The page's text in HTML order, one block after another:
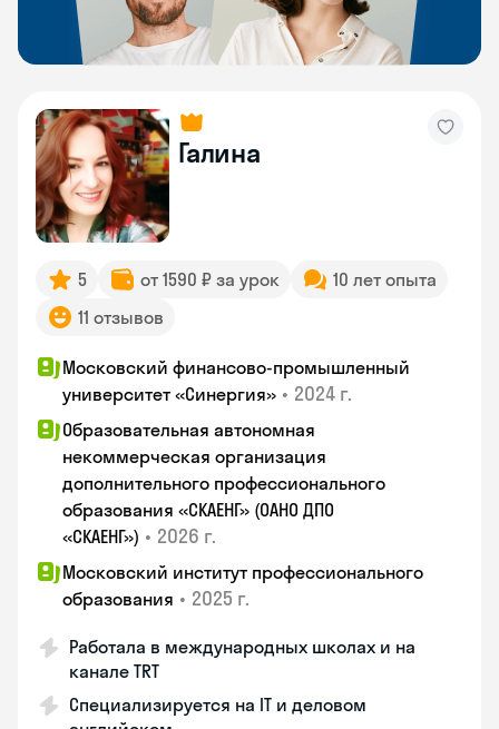
Галина
5 от 1590 ₽ за урок
10 лет опыта
11 отзывов
Московский финансово-промышленный
университет «Синергия» • 2024 г.
Образовательная автономная
некоммерческая организация
дополнительного профессионального
образования «СКАЕНГ» (ОАНО ДПО
«СКАЕНГ») • 2026 г.
Московский институт профессионального
образования • 2025 г.
Работала в международных школах и на
канале TRT
Специализируется на IT и деловом